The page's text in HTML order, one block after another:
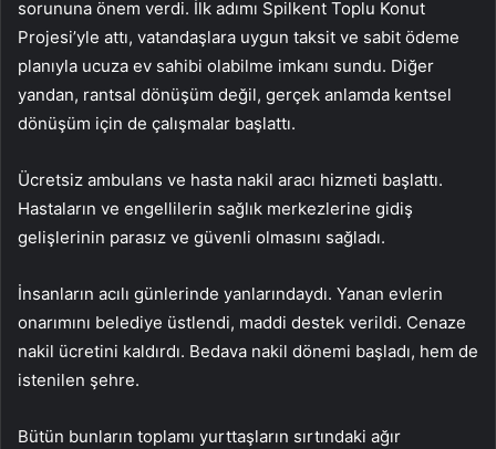
sorununa önem verdi. İlk adımı Spilkent Toplu Konut
Projesi’yle attı, vatandaşlara uygun taksit ve sabit ödeme
planıyla ucuza ev sahibi olabilme imkanı sundu. Diğer
yandan, rantsal dönüşüm değil, gerçek anlamda kentsel
dönüşüm için de çalışmalar başlattı.
Ücretsiz ambulans ve hasta nakil aracı hizmeti başlattı.
Hastaların ve engellilerin sağlık merkezlerine gidiş
gelişlerinin parasız ve güvenli olmasını sağladı.
İnsanların acılı günlerinde yanlarındaydı. Yanan evlerin
onarımını belediye üstlendi, maddi destek verildi. Cenaze
nakil ücretini kaldırdı. Bedava nakil dönemi başladı, hem de
istenilen şehre.
Bütün bunların toplamı yurttaşların sırtındaki ağır